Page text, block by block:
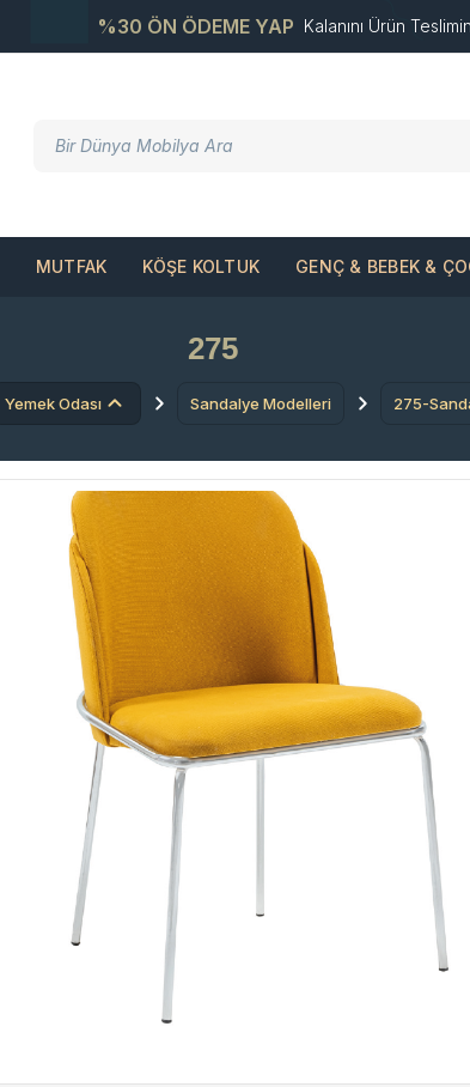
%30 ÖN ÖDEME YAP Kalanını Ürün
MUTFAK KÖŞE KOLTUK GENÇ & BEBEK &
275
Yemek Odası Sandalye Modelleri 275-